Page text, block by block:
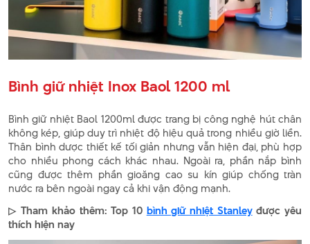
Bình giữ nhiệt Inox Baol 1200 ml
Bình giữ nhiệt Baol 1200ml được trang bị công nghệ hút chân
không kép, giúp duy trì nhiệt độ hiệu quả trong nhiều giờ liền.
Thân bình dược thiết kế tối giản nhưng vẫn hiện đại, phù hợp
cho nhiều phong cách khác nhau. Ngoài ra, phần nắp bình
cũng được thêm phần gioăng cao su kín giúp chống tràn
nước ra bên ngoài ngay cả khi vận động mạnh.
▷ Tham khảo thêm: Top 10 bình giữ nhiệt Stanleyđược yêu
thích hiện nay